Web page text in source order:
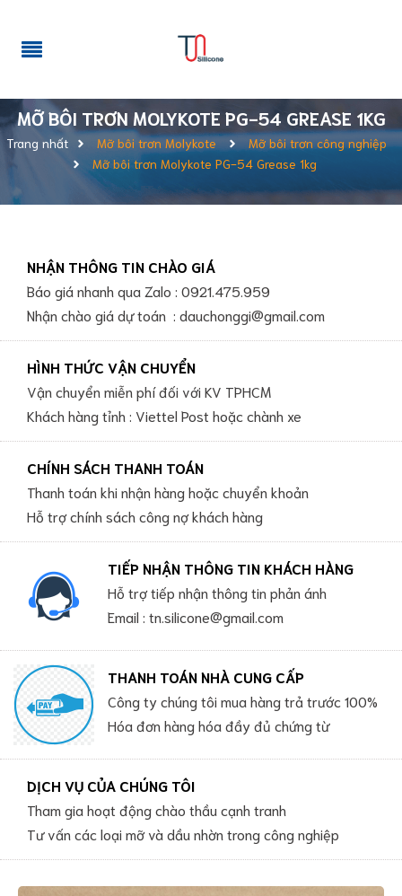
MỠ BÔI TRƠN MOLYKOTE PG-54 GREASE 1KG
Trang nhất Mỡ bôi trơn Molykote
Mỡ bôi trơn công nghiệp
Mỡ bôi trơn Molykote PG-54 Grease 1kg
NHẬN THÔNG TIN CHÀO GIÁ
Báo giá nhanh qua Zalo : 0921.475.959
Nhận chào giá dự toán : dauchonggi@gmail.com
HÌNH THỨC VẬN CHUYỂN
Vận chuyển miễn phí đối với KV TPHCM
Khách hàng tỉnh : Viettel Post hoặc chành xe
CHÍNH SÁCH THANH TOÁN
Thanh toán khi nhận hàng hoặc chuyển khoản
Hỗ trợ chính sách công nợ khách hàng
TIẾP NHẬN THÔNG TIN KHÁCH HÀNG
Hỗ trợ tiếp nhận thông tin phản ánh
Email : tn.silicone@gmail.com
THANH TOÁN NHÀ CUNG CẤP
Công ty chúng tôi mua hàng trả trước 100%
Hóa đơn hàng hóa đầy đủ chứng từ
DỊCH VỤ CỦA CHÚNG TÔI
Tham gia hoạt động chào thầu cạnh tranh
Tư vấn các loại mỡ và dầu nhờn trong công nghiệp